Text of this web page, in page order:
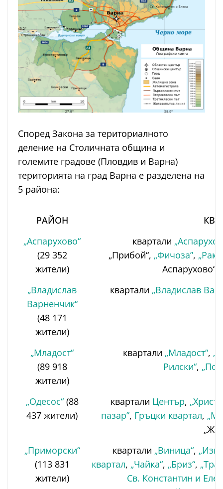
Според Закона за териториалното
деление на Столичната община и
големите градове (Пловдив и Варна)
територията на град Варна е разделена на
5 района:
РАЙОН
„Аспарухово“
(29 352
жители)
квартали
„Прибой“, „Фичоза”,
Аспарухово“,
„Владислав
Варненчик“
(48 171
жители)
квартали „Владислав
„Младост“
(89 918
жители)
квартали „Младост“,
Рилски“,
„Одесос“(88
437 жители)
квартали Център,
пазар”, Гръцки квартал,
„Приморски“
(113 831
жители)
квартали „Виница“,
квартал, „Чайка“, „Бриз“,
Св. Константин и